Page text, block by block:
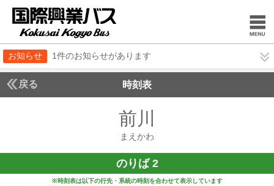
お知らせ 1件のお知らせがあります
戻る 時刻表
前川
まえかわ
のりば 2
※時刻表は以下の行先・系統の時刻を合わせて表示しています